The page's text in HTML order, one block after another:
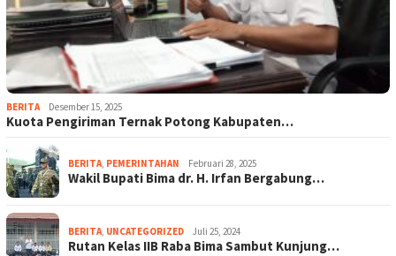
BERITA Desember 15, 2025
Kuota Pengiriman Ternak Potong Kabupaten…
BERITA, PEMERINTAHAN Februari 28, 2025
Wakil Bupati Bima dr. H. Irfan Bergabung…
BERITA, UNCATEGORIZED Juli 25, 2024
Rutan Kelas IIB Raba Bima Sambut Kunjung…